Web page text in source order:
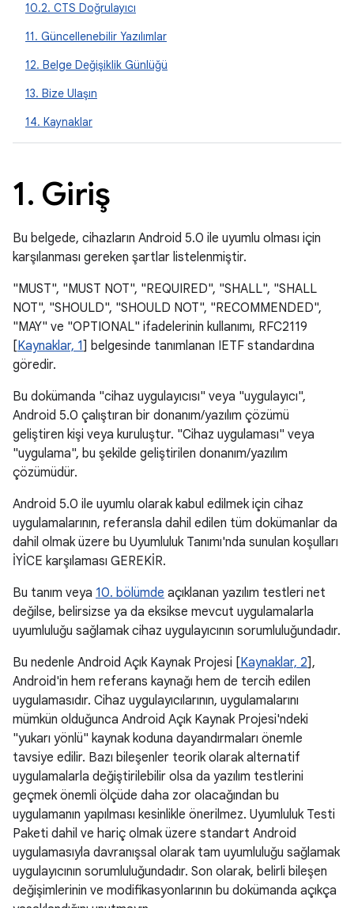
10.2. CTS Doğrulayıcı
11. Güncellenebilir Yazılımlar
12. Belge Değişiklik Günlüğü
13. Bize Ulaşın
14. Kaynaklar
1. Giriş
Bu belgede, cihazların Android 5.0 ile uyumlu olması için
karşılanması gereken şartlar listelenmiştir.
"MUST", "MUST NOT", "REQUIRED", "SHALL", "SHALL
NOT", "SHOULD", "SHOULD NOT", "RECOMMENDED",
"MAY" ve "OPTIONAL" ifadelerinin kullanımı, RFC2119
[Kaynaklar, 1] belgesinde tanımlanan IETF standardına
göredir.
Bu dokümanda "cihaz uygulayıcısı" veya "uygulayıcı",
Android 5.0 çalıştıran bir donanım/yazılım çözümü
geliştiren kişi veya kuruluştur. "Cihaz uygulaması" veya
"uygulama", bu şekilde geliştirilen donanım/yazılım
çözümüdür.
Android 5.0 ile uyumlu olarak kabul edilmek için cihaz
uygulamalarının, referansla dahil edilen tüm dokümanlar da
dahil olmak üzere bu Uyumluluk Tanımı'nda sunulan koşulları
İYİCE karşılaması GEREKİR.
Bu tanım veya 10. bölümde açıklanan yazılım testleri net
değilse, belirsizse ya da eksikse mevcut uygulamalarla
uyumluluğu sağlamak cihaz uygulayıcının sorumluluğundadır.
Bu nedenle Android Açık Kaynak Projesi [Kaynaklar, 2],
Android'in hem referans kaynağı hem de tercih edilen
uygulamasıdır. Cihaz uygulayıcılarının, uygulamalarını
mümkün olduğunca Android Açık Kaynak Projesi'ndeki
"yukarı yönlü" kaynak koduna dayandırmaları önemle
tavsiye edilir. Bazı bileşenler teorik olarak alternatif
uygulamalarla değiştirilebilir olsa da yazılım testlerini
geçmek önemli ölçüde daha zor olacağından bu
uygulamanın yapılması kesinlikle önerilmez. Uyumluluk Testi
Paketi dahil ve hariç olmak üzere standart Android
uygulamasıyla davranışsal olarak tam uyumluluğu sağlamak
uygulayıcının sorumluluğundadır. Son olarak, belirli bileşen
değişimlerinin ve modifikasyonlarının bu dokümanda açıkça